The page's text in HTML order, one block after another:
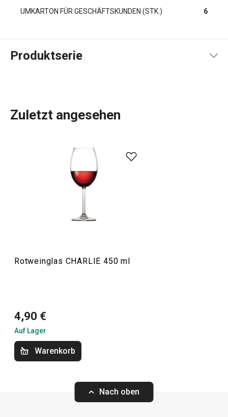
UMKARTON FÜR GESCHÄFTSKUNDEN (STK.) 6
Produktserie
Lieblingsgetränke brauchen Sie das richtige Service. Unter
anderem Gläser verschiedener Art, zum Beispiel für
Martinis, Cognac oder Gin & Tonic
Sortiment bietet verschiedene Arten von
Form und sind aus hochwertigem Kristallglas gefertigt.
Zuletzt angesehen
Rotweinglas CHARLIE 450 ml
4,90 €
Auf Lager
Warenkorb
Nach oben